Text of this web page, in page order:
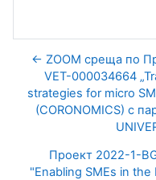
← ZOOM среща по
VET-000034664
strategies for micro
(CORONOMICS) с
Проект 2022-1-
"Enabling SMEs in